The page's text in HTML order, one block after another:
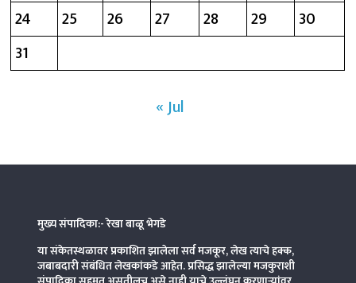
24
25 26 27 28 29
30
31
« Jul
मुख्य संपादिका:- रेखा बाळू भेगडे
या संकेतस्थळावर प्रकाशित झालेला सर्व मजकूर, लेख त्याचे हक्क,
जबाबदारी संबंधित लेखकांकडे आहेत. प्रसिद्ध झालेल्या मजकुराशी